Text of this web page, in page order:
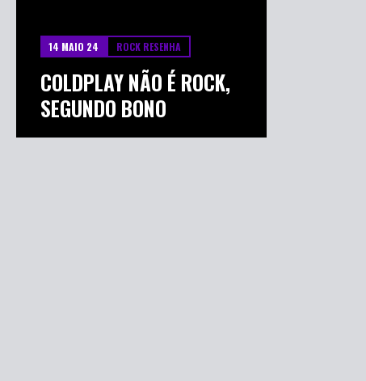
14 MAIO 24 ROCK RESENHA
COLDPLAY NÃO É ROCK,
SEGUNDO BONO